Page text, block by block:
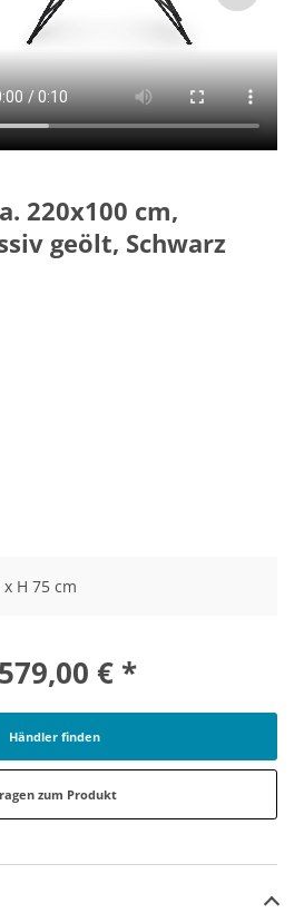
220x100 cm,
geölt, Schwarz
H 75 cm
€ *
Händler finden
zum Produkt